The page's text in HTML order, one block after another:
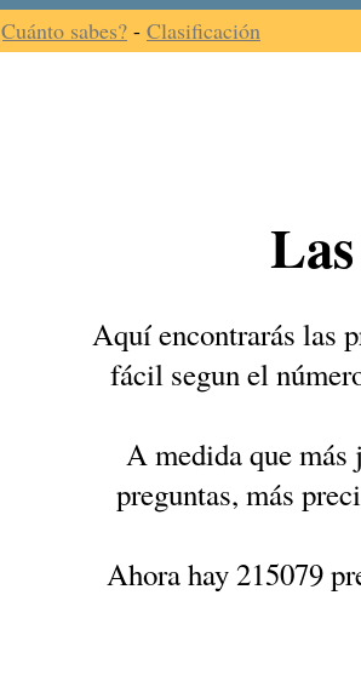
sabes? - Clasificación
Aquí encontrarás las
fácil segun el
A medida que más
preguntas, más
Ahora hay 215079